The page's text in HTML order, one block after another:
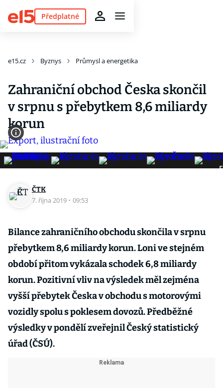
Předplatné
e15.cz Byznys Průmysl a energetika
Zahraniční obchod Česka skončil
v srpnu s přebytkem 8,6 miliardy
korun
ČTK
7. října 2019 · 09:53
Bilance zahraničního obchodu skončila v srpnu
přebytkem 8,6 miliardy korun. Loni ve stejném
období přitom vykázala schodek 6,8 miliardy
korun. Pozitivní vliv na výsledek měl zejména
vyšší přebytek Česka v obchodu s motorovými
vozidly spolu s poklesem dovozů. Předběžné
výsledky v pondělí zveřejnil Český statistický
úřad (ČSÚ).